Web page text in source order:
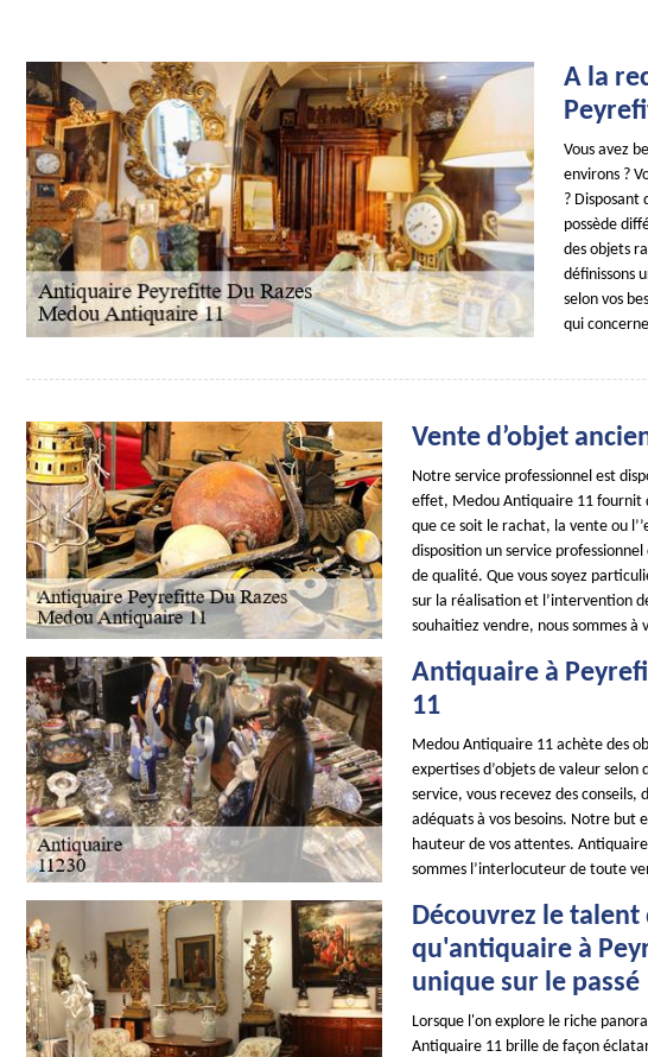
A la
Vous avez
environs ?
? Disposant
possède
des objets
définissons
selon vos
qui
Vente d’objet
Notre service professionnel est
effet, Medou Antiquaire 11 fournit
que ce soit le rachat, la vente ou
disposition un service
de qualité. Que vous soyez
sur la réalisation et l’intervention
souhaitiez vendre, nous sommes à
Antiquaire à
11
Medou Antiquaire 11 achète des
expertises d’objets de valeur
service, vous recevez des conseils,
adéquats à vos besoins. Notre but
hauteur de vos attentes.
sommes l’interlocuteur de toute
Découvrez le
qu'antiquaire à
unique sur le passé
Lorsque l'on explore le riche
Antiquaire 11 brille de façon